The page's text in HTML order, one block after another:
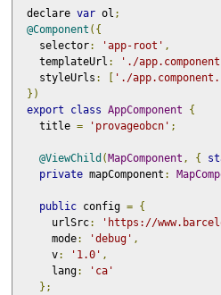
  declare
var ol ;
@Component ({
    selector
: 'app-root' ,
    templateUrl
: './
    styleUrls
: './
})
export
class AppComponent
{
    title
= 'provageobcn' ;
@ViewChild ( MapComponent , {
private mapComponent :
public config = {
      urlSrc
:
'https://
      mode
: 'debug' ,
      v
: '1.0' ,
      lang
:
'ca'
};